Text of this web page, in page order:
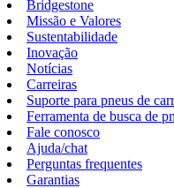
Bridgestone
Missão e Valores
Sustentabilidade
Inovação
Notícias
Carreiras
Suporte para pneus de
Ferramenta de busca de
Fale conosco
Ajuda/chat
Perguntas frequentes
Garantias